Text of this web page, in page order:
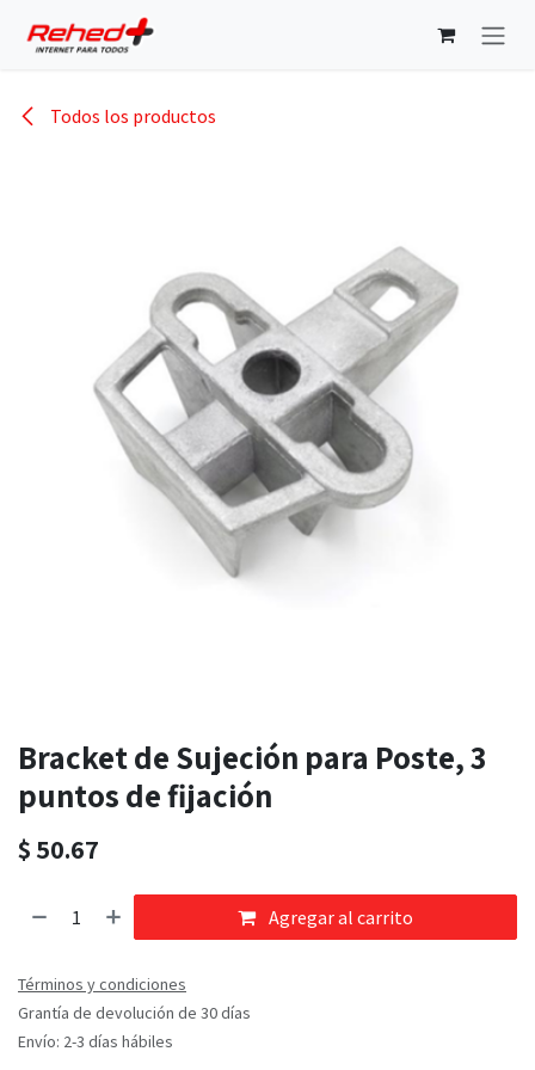
Todos los productos
Bracket de Sujeción para Poste, 3
puntos de fijación
$ 50.67
Agregar al carrito
Términos y condiciones
Grantía de devolución de 30 días
Envío: 2-3 días hábiles